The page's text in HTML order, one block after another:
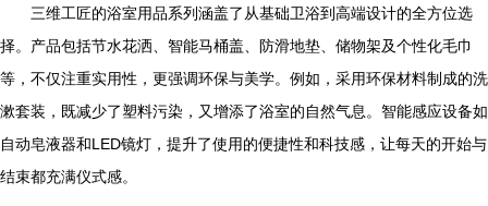
三维工匠的浴室用品系列涵盖了从基础卫浴到高端设计的全方位选
择。产品包括节水花洒、智能马桶盖、防滑地垫、储物架及个性化毛巾
等，不仅注重实用性，更强调环保与美学。例如，采用环保材料制成的洗
漱套装，既减少了塑料污染，又增添了浴室的自然气息。智能感应设备如
自动皂液器和LED镜灯，提升了使用的便捷性和科技感，让每天的开始与
结束都充满仪式感。